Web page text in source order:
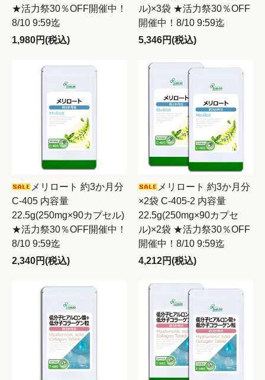
★活力祭30％OFF開催中！
8/10 9:59迄
1,980円(税込)
ル)×3袋 ★活力祭30％OFF
開催中！8/10 9:59迄
5,346円(税込)
メリロート 約3か月分
C-405 内容量
22.5g(250mg×90カプセル)
★活力祭30％OFF開催中！
8/10 9:59迄
2,340円(税込)
メリロート 約3か月分
×2袋 C-405-2 内容量
22.5g(250mg×90カプセ
ル)×2袋 ★活力祭30％OFF
開催中！8/10 9:59迄
4,212円(税込)